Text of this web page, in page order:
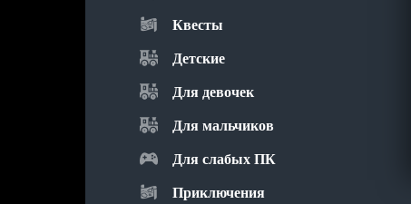
Квесты
Детские
Для девочек
Для мальчиков
Для слабых ПК
Приключения